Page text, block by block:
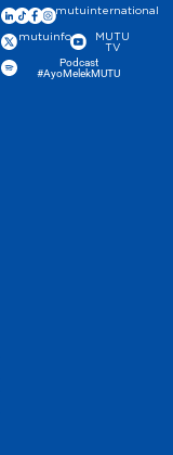
mutuinternational
mutuinfo
MUTU
TV
Podcast
#AyoMelekMUTU